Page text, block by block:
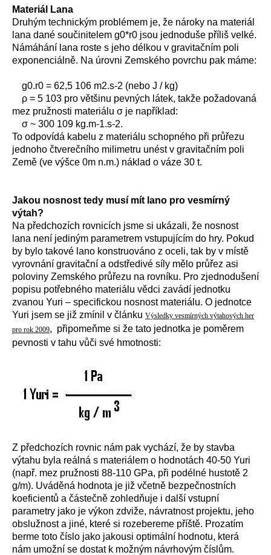
Materiál Lana
Druhým technickým problémem je, že nároky na materiál
lana dané součinitelem g0*r0 jsou jednoduše příliš velké.
Námáhání lana roste s jeho délkou v gravitačním poli
exponenciálně. Na úrovni Zemského povrchu pak máme:
g0.r0 = 62,5 106 m2.s-2 (nebo J / kg)
ρ = 5 103 pro většinu pevných látek, takže požadovaná
mez pružnosti materiálu σ je například:
σ ~ 300 109 kg.m-1.s-2.
To odpovídá kabelu z materiálu schopného při průřezu
jednoho čtverečního milimetru unést v gravitačním poli
Země (ve výšce 0m n.m.) náklad o váze 30 t.
Jakou nosnost tedy musí mít lano pro vesmírný
výtah?
Na předchozích rovnicích jsme si ukázali, že nosnost
lana není jediným parametrem vstupujícím do hry. Pokud
by bylo takové lano konstruováno z oceli, tak by v místě
vyrovnání gravitační a odstředivé síly mělo průřez asi
poloviny Zemského průřezu na rovníku. Pro zjednodušení
popisu potřebného materiálu vědci zavádí jednotku
zvanou Yuri – specifickou nosnost materiálu. O jednotce
Yuri jsem se již zmínil v článku Výsledky vesmírných výtahových her
pro rok 2009, připomeňme si že tato jednotka je poměrem
pevnosti v tahu vůči své hmotnosti:
Z předchozích rovnic nám pak vychází, že by stavba
výtahu byla reálná s materiálem o hodnotách 40-50 Yuri
(např. mez pružnosti 88-110 GPa, při podélné hustotě 2
g/m). Uváděná hodnota je již včetně bezpečnostních
koeficientů a částečně zohledňuje i další vstupní
parametry jako je výkon zdviže, návratnost projektu, jeho
obslužnost a jiné, které si rozebereme příště. Prozatím
berme toto číslo jako jakousi optimální hodnotu, která
nám umožní se dostat k možným návrhovým číslům.